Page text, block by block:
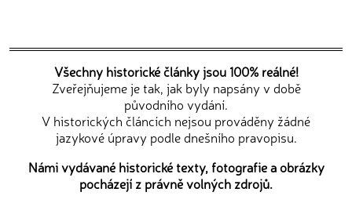
Všechny historické články jsou 100% reálné!
Zveřejňujeme je tak, jak byly napsány v době
původního vydání.
V historických článcích nejsou prováděny žádné
jazykové úpravy podle dnešního pravopisu.
Námi vydávané historické texty, fotografie a obrázky
pocházejí z právně volných zdrojů.